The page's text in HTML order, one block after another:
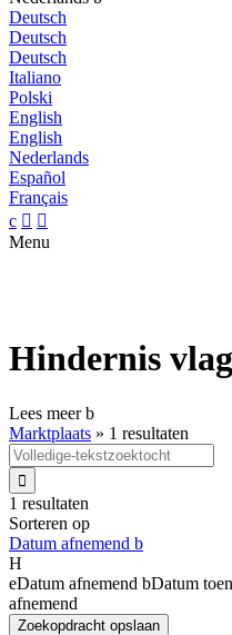
Deutsch
Deutsch
Deutsch
Italiano
Polski
English
English
Nederlands
Español
Français
c  
Menu
Hindernis
Lees meerb
Marktplaats » 1 resultaten

1 resultaten
Sorteren op
Datum afnemend b
H
eDatum afnemend bDatum
afnemend
Zoekopdracht opslaan